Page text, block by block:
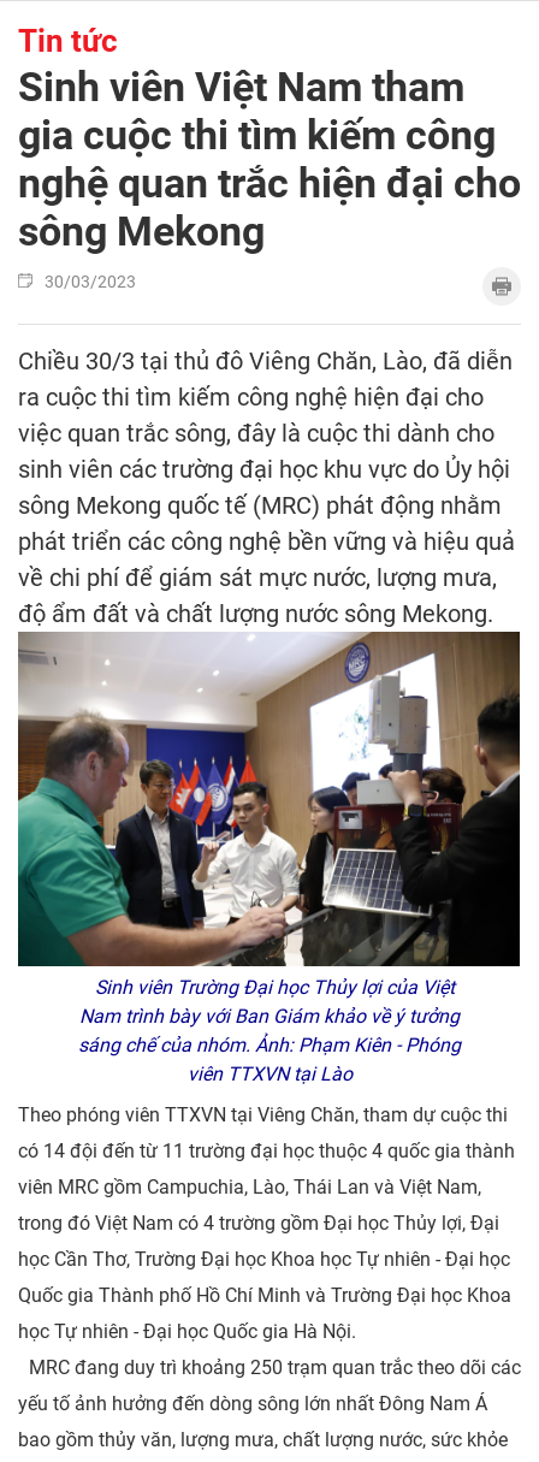
Tin tức
Sinh viên Việt Nam tham
gia cuộc thi tìm kiếm công
nghệ quan trắc hiện đại cho
sông Mekong
30/03/2023
Chiều 30/3 tại thủ đô Viêng Chăn, Lào, đã diễn
ra cuộc thi tìm kiếm công nghệ hiện đại cho
việc quan trắc sông, đây là cuộc thi dành cho
sinh viên các trường đại học khu vực do Ủy hội
sông Mekong quốc tế (MRC) phát động nhằm
phát triển các công nghệ bền vững và hiệu quả
về chi phí để giám sát mực nước, lượng mưa,
độ ẩm đất và chất lượng nước sông Mekong.
Sinh viên Trường Đại học Thủy lợi của Việt
Nam trình bày với Ban Giám khảo về ý tưởng
sáng chế của nhóm. Ảnh: Phạm Kiên - Phóng
viên TTXVN tại Lào
Theo phóng viên TTXVN tại Viêng Chăn, tham dự cuộc thi
có 14 đội đến từ 11 trường đại học thuộc 4 quốc gia thành
viên MRC gồm Campuchia, Lào, Thái Lan và Việt Nam,
trong đó Việt Nam có 4 trường gồm Đại học Thủy lợi, Đại
học Cần Thơ, Trường Đại học Khoa học Tự nhiên - Đại học
Quốc gia Thành phố Hồ Chí Minh và Trường Đại học Khoa
học Tự nhiên - Đại học Quốc gia Hà Nội.
MRC đang duy trì khoảng 250 trạm quan trắc theo dõi các
yếu tố ảnh hưởng đến dòng sông lớn nhất Đông Nam Á
bao gồm thủy văn, lượng mưa, chất lượng nước, sức khỏe